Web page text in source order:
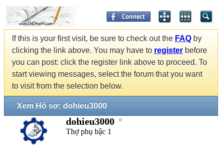
If this is your first visit, be sure to check out the FAQ by
clicking the link above. You may have to register before
you can post: click the register link above to proceed. To
start viewing messages, select the forum that you want
to visit from the selection below.
Xem Hồ sơ: dohieu3000
dohieu3000
Thợ phụ bậc 1